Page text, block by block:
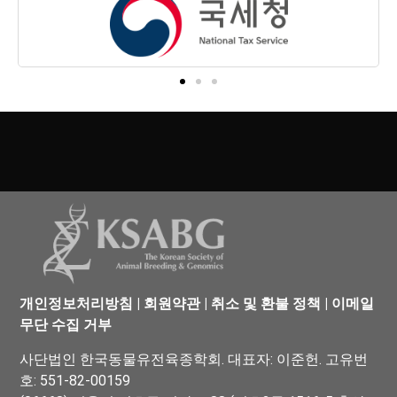
개인정보처리방침 | 회원약관| 취소 및 환불 정책 | 이메일
무단 수집 거부
사단법인 한국동물유전육종학회. 대표자: 이준헌. 고유번
호: 551-82-00159